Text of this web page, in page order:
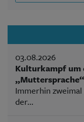
03.08.2026
Kulturkampf um
Immerhin
der...